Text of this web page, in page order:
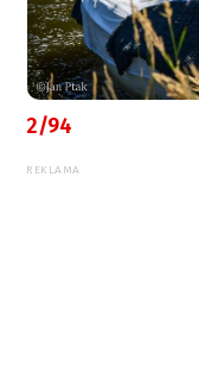
2/94
REKLAMA